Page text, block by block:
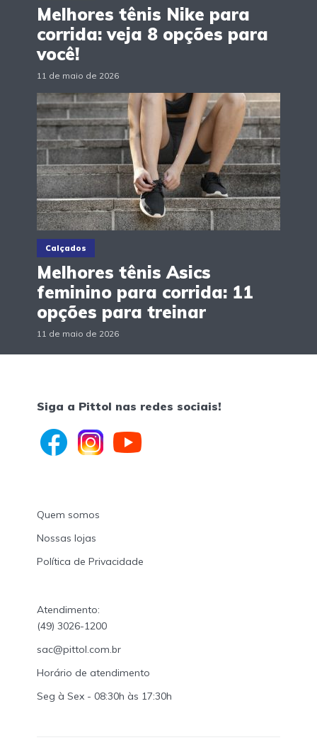
Melhores tênis Nike para
corrida: veja 8 opções para
você!
11 de maio de 2026
Calçados
Melhores tênis Asics
feminino para corrida: 11
opções para treinar
11 de maio de 2026
Siga a Pittol nas redes sociais!
Quem somos
Nossas lojas
Política de Privacidade
Atendimento:
(49) 3026-1200
sac@pittol.com.br
Horário de atendimento
Seg à Sex - 08:30h às 17:30h